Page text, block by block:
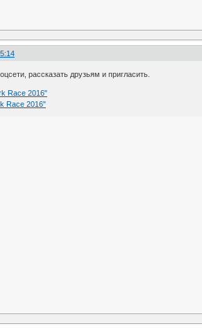
рассказать друзьям и пригласить.
Race 2016"
Race 2016"